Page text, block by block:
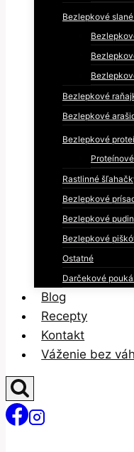
Bezlepkové
Bezlepkové
Bezlepkové
Bezlepkové
Rastlinné
Bezlepkové
Bezlepkové
Bezlepkové
Ostatné
Darčekové
Blog
Recepty
Kontakt
Váženie bez